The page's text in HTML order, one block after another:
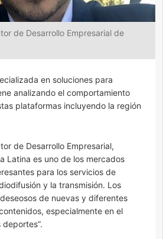
de Desarrollo Empresarial de
en soluciones para
analizando el comportamiento
plataformas incluyendo la región
de Desarrollo Empresarial,
Latina es uno de los mercados
para los servicios de
y la transmisión. Los
de nuevas y diferentes
especialmente en el